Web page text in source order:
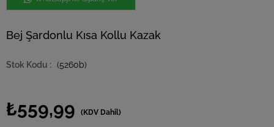
Bej Şardonlu Kısa Kollu Kazak
(5260b)
₺559,99 (KDV Dahil)